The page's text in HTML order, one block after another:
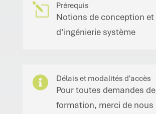
l Prérequis
Notions de conception et
d’ingénierie système
 Délais et modalités d'accès
Pour toutes demandes de
formation, merci de nous